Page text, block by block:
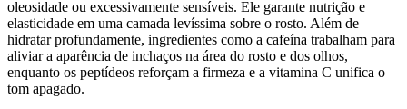
oleosidade ou excessivamente sensíveis. Ele garante nutrição e
elasticidade em uma camada levíssima sobre o rosto. Além de
hidratar profundamente, ingredientes como a cafeína trabalham para
aliviar a aparência de inchaços na área do rosto e dos olhos,
enquanto os peptídeos reforçam a firmeza e a vitamina C unifica o
tom apagado.